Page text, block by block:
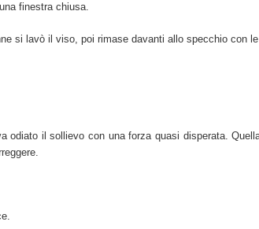
finestra chiusa.
si lavò il viso, poi rimase davanti allo specchio con
odiato il sollievo con una forza quasi disperata.